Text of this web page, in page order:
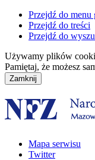
Przejdź do menu
Przejdź do treści
Przejdź do
Używamy plików
Pamiętaj, że możesz
Mapa serwisu
Twitter